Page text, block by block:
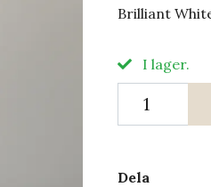
Brilliant
I lager.
Dela